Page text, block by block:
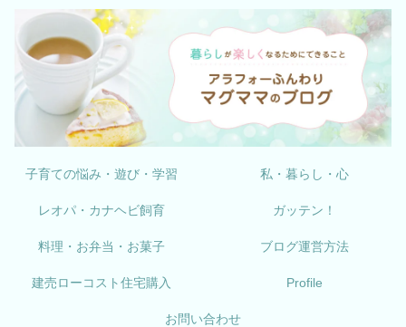
子育ての悩み・遊び・学習 私・暮らし・心
レオパ・カナヘビ飼育 ガッテン！
料理・お弁当・お菓子 ブログ運営方法
建売ローコスト住宅購入 Profile
お問い合わせ